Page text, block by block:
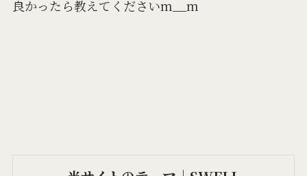
良かったら教えてくださいm__m